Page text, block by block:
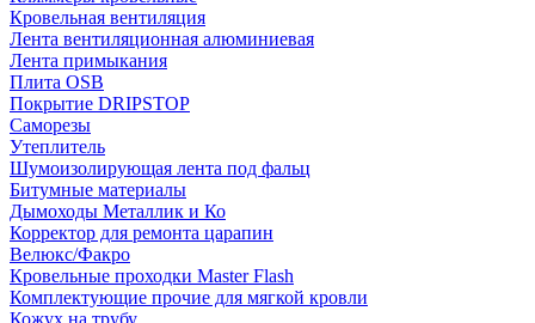
Кровельная вентиляция
Лента вентиляционная алюминиевая
Лента примыкания
Плита OSB
Покрытие DRIPSTOP
Саморезы
Утеплитель
Шумоизолирующая лента под фальц
Битумные материалы
Дымоходы Металлик и Ко
Корректор для ремонта царапин
Велюкс/Факро
Кровельные проходки Master Flash
Комплектующие прочие для мягкой кровли
Кожух на трубу